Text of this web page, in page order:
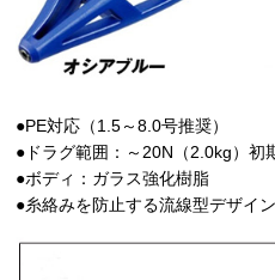
●PE対応（1.5～8.0号推奨）
●ドラグ範囲：～20N（2.0kg）初
●ボディ：ガラス強化樹脂
●糸絡みを防止する流線型デザイン